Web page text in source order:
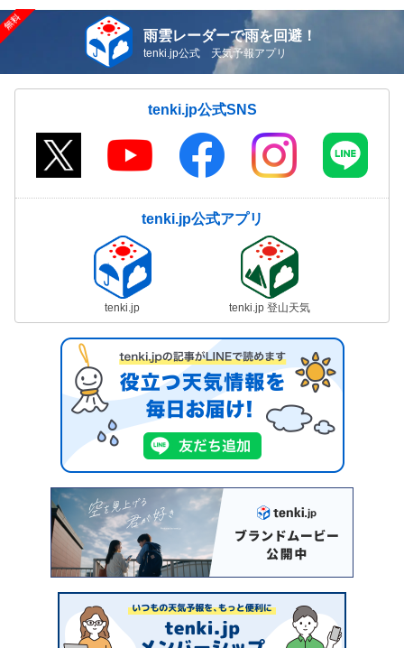
雨雲レーダーで雨を回避！
tenki.jp公式 天気予報アプリ
tenki.jp公式SNS
tenki.jp公式アプリ
tenki.jp tenki.jp 登山天気